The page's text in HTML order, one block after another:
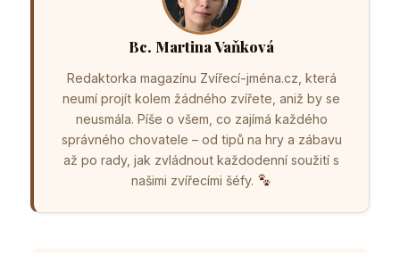
Bc. Martina Vaňková
Redaktorka magazínu Zvířecí-jména.cz, která
neumí projít kolem žádného zvířete, aniž by se
neusmála. Píše o všem, co zajímá každého
správného chovatele – od tipů na hry a zábavu
až po rady, jak zvládnout každodenní soužití s
našimi zvířecími šéfy.